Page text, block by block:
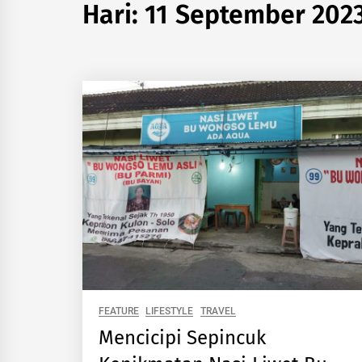
Hari:11 September
FEATURE LIFESTYLE TRAVEL
Mencicipi Sepincuk